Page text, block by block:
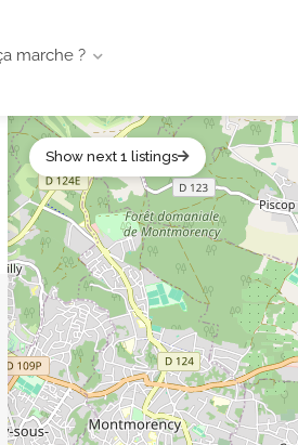
marche ?
Show next 1 listings